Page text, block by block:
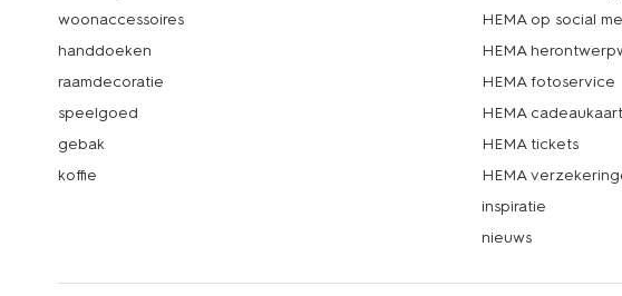
woonaccessoires
handdoeken
raamdecoratie
speelgoed
gebak
koffie
HEMA op social
HEMA
HEMA fotoservice
HEMA
HEMA tickets
HEMA
inspiratie
nieuws